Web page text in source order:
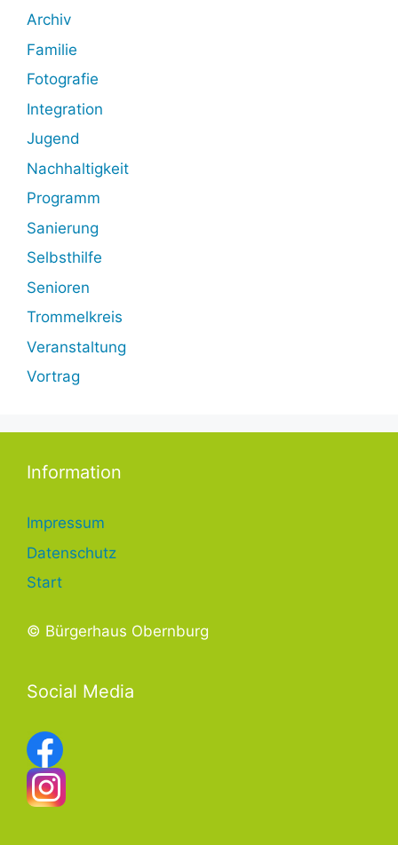
Archiv
Familie
Fotografie
Integration
Jugend
Nachhaltigkeit
Programm
Sanierung
Selbsthilfe
Senioren
Trommelkreis
Veranstaltung
Vortrag
Information
Impressum
Datenschutz
Start
© Bürgerhaus Obernburg
Social Media